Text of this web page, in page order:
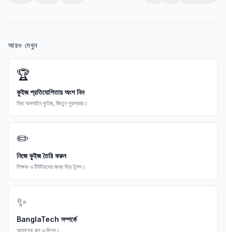
আরও দেখুন
🏆
কুইজ প্রতিযোগিতায় অংশ নিন
ফ্রি অনলাইন কুইজ, জিতুন পুরস্কার।
✏️
নিজে কুইজ তৈরি করুন
শিক্ষক ও টিউটরদের জন্য ফ্রি টুলস।
✨
BanglaTech সম্পর্কে
আমাদের গল্প ও মিশন।